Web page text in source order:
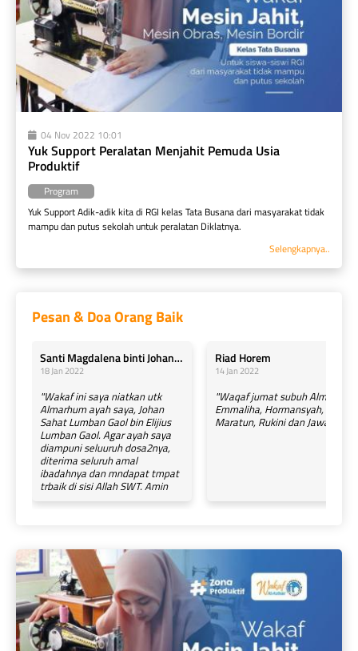
04 Nov 2022 10:01
Yuk Support Peralatan Menjahit Pemuda Usia
Produktif
Program
Yuk Support Adik-adik kita di RGI kelas Tata Busana dari masyarakat tidak
mampu dan putus sekolah untuk peralatan Diklatnya.
Selengkapnya..
Pesan & Doa Orang Baik
Santi Magdalena binti Johan
Sahat Lumban Gaol
18 Jan 2022
"Wakaf ini saya niatkan utk
Almarhum ayah saya, Johan
Sahat Lumban Gaol bin Elijius
Lumban Gaol. Agar ayah saya
diampuni seluuruh dosa2nya,
diterima seluruh amal
ibadahnya dan mndapat tmpat
trbaik di sisi Allah SWT. Amin
14 Jan 2022
"Waqaf jumat subuh Alm Almh
Emmaliha, Hormansyah,
Maratun, Rukini dan Jawahir "